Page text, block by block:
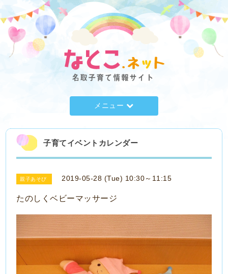
メニュー
子育てイベントカレンダー
親子あそび 2019-05-28 (Tue) 10:30～11:15
たのしくベビーマッサージ